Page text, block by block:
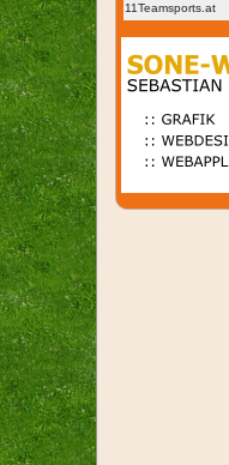
11Teamsports.at